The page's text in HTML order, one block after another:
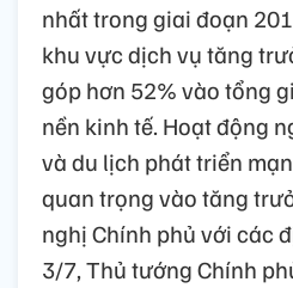
nhất trong giai đoạn
khu vực dịch vụ tăng
góp hơn 52% vào tổng
nền kinh tế. Hoạt động
và du lịch phát triển
quan trọng vào tăng
nghị Chính phủ với các
3/7, Thủ tướng Chính